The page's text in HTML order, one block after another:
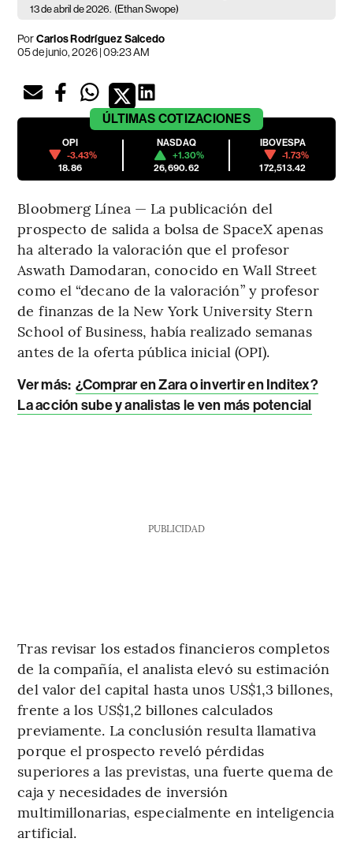
13 de abril de 2026. (Ethan Swope)
PorCarlos Rodríguez Salcedo
05 de junio, 2026 | 09:23 AM
ÚLTIMAS COTIZACIONES
OPI
-3.43%
18.86
NASDAQ
+1.30%
26,690.62
IBOVESPA
-1.73%
172,513.42
Bloobmerg Línea — La publicación del
prospecto de salida a bolsa de SpaceX apenas
ha alterado la valoración que el profesor
Aswath Damodaran, conocido en Wall Street
como el “decano de la valoración” y profesor
de finanzas de la New York University Stern
School of Business, había realizado semanas
antes de la oferta pública inicial (OPI).
Ver más: ¿Comprar en Zara o invertir en Inditex?
La acción sube y analistas le ven más potencial
PUBLICIDAD
Tras revisar los estados financieros completos
de la compañía, el analista elevó su estimación
del valor del capital hasta unos US$1,3 billones,
frente a los US$1,2 billones calculados
previamente. La conclusión resulta llamativa
porque el prospecto reveló pérdidas
superiores a las previstas, una fuerte quema de
caja y necesidades de inversión
multimillonarias, especialmente en inteligencia
artificial.